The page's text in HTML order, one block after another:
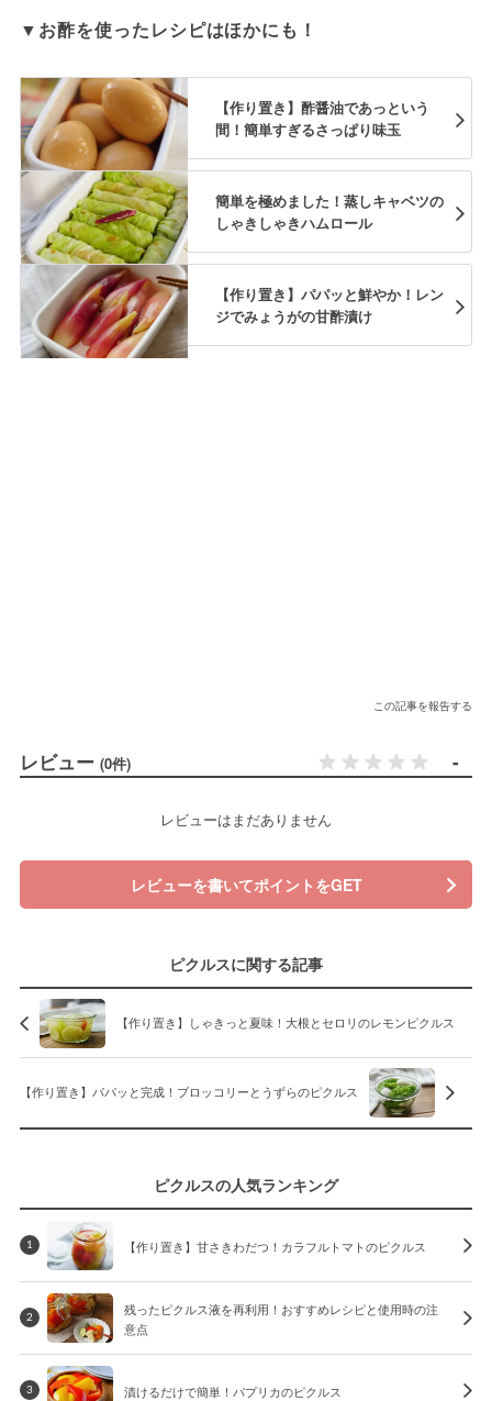
▼お酢を使ったレシピはほかにも！
【作り置き】酢醤油であっという
間！簡単すぎるさっぱり味玉
簡単を極めました！蒸しキャベツの
しゃきしゃきハムロール
【作り置き】パパッと鮮やか！レン
ジでみょうがの甘酢漬け
この記事を報告する
レビュー (0件) -
レビューはまだありません
レビューを書いてポイントをGET
ピクルスに関する記事
【作り置き】しゃきっと夏味！大根とセロリのレモンピクルス
【作り置き】パパッと完成！ブロッコリーとうずらのピクルス
ピクルスの人気ランキング
1 【作り置き】甘さきわだつ！カラフルトマトのピクルス
2
残ったピクルス液を再利用！おすすめレシピと使用時の注
意点
3 漬けるだけで簡単！パプリカのピクルス